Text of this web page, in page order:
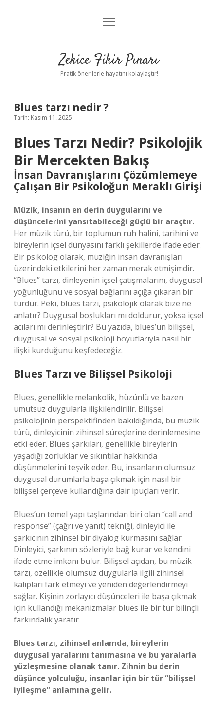
Anasayfa
Yasal Uyarı
menüyü
Zekice Fikir Pınarı
Pratik önerilerle hayatını kolaylaştır!
Blues tarzı nedir ?
Tarih: Kasım 11, 2025
Blues Tarzı Nedir? Psikolojik
Bir Mercekten Bakış
İnsan Davranışlarını Çözümlemeye
Çalışan Bir Psikoloğun Meraklı Girişi
Müzik, insanın en derin duygularını ve
düşüncelerini yansıtabileceği güçlü bir araçtır.
Her müzik türü, bir toplumun ruh halini, tarihini ve
bireylerin içsel dünyasını farklı şekillerde ifade eder.
Bir psikolog olarak, müziğin insan davranışları
üzerindeki etkilerini her zaman merak etmişimdir.
“Blues” tarzı, dinleyenin içsel çatışmalarını, duygusal
yoğunluğunu ve sosyal bağlarını açığa çıkaran bir
türdür. Peki, blues tarzı, psikolojik olarak bize ne
anlatır? Duygusal boşlukları mı doldurur, yoksa içsel
acıları mı derinleştirir? Bu yazıda, blues’un bilişsel,
duygusal ve sosyal psikoloji boyutlarıyla nasıl bir
ilişki kurduğunu keşfedeceğiz.
Blues Tarzı ve Bilişsel Psikoloji
Blues, genellikle melankolik, hüzünlü ve bazen
umutsuz duygularla ilişkilendirilir. Bilişsel
psikolojinin perspektifinden bakıldığında, bu müzik
türü, dinleyicinin zihinsel süreçlerine derinlemesine
etki eder. Blues şarkıları, genellikle bireylerin
yaşadığı zorluklar ve sıkıntılar hakkında
düşünmelerini teşvik eder. Bu, insanların olumsuz
duygusal durumlarla başa çıkmak için nasıl bir
bilişsel çerçeve kullandığına dair ipuçları verir.
Blues’un temel yapı taşlarından biri olan “call and
response” (çağrı ve yanıt) tekniği, dinleyici ile
şarkıcının zihinsel bir diyalog kurmasını sağlar.
Dinleyici, şarkının sözleriyle bağ kurar ve kendini
ifade etme imkanı bulur. Bilişsel açıdan, bu müzik
tarzı, özellikle olumsuz duygularla ilgili zihinsel
kalıpları fark etmeyi ve yeniden değerlendirmeyi
sağlar. Kişinin zorlayıcı düşünceleri ile başa çıkmak
için kullandığı mekanizmalar blues ile bir tür bilinçli
farkındalık yaratır.
Blues tarzı, zihinsel anlamda, bireylerin
duygusal yaralarını tanımasına ve bu yaralarla
yüzleşmesine olanak tanır. Zihnin bu derin
düşünce yolculuğu, insanlar için bir tür “bilişsel
iyileşme” anlamına gelir.